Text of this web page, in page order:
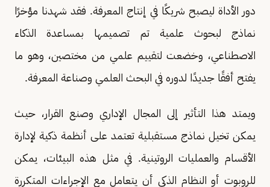
دور الأداة ليصبح شريكًا في إنتاج المعرفة. فقد شهدنا مؤخرًا
نماذج لبحوث علمية تم تصميمها بمساعدة الذكاء
الاصطناعي، وخضعت لتقييم علمي من مختصين، وهو ما
يفتح أفقًا جديدًا لدوره في البحث العلمي وصناعة المعرفة.
ويمتد هذا التأثير إلى المجال الإداري وصنع القرار، حيث
يمكن تخيل نماذج مستقبلية تعتمد على أنظمة ذكية لإدارة
الأقسام والعمليات الروتينية. في مثل هذه البيئات، يمكن
للروبوت أو النظام الذكي أن يتعامل مع الإجراءات المتكررة